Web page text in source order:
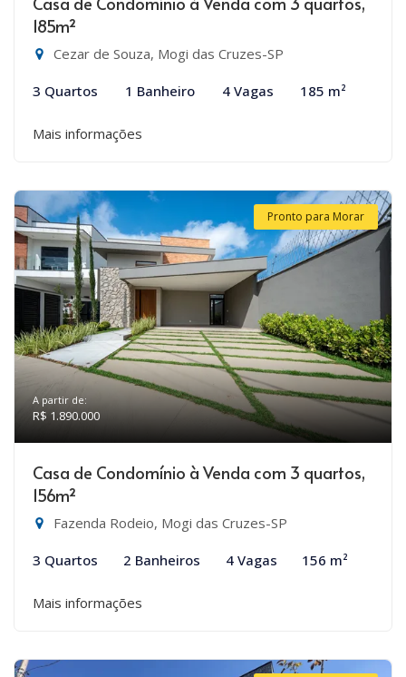
185m²
Cezar de Souza, Mogi das Cruzes-SP
3 Quartos 1 Banheiro 4 Vagas 185 m²
Mais informações
Pronto para Morar
A partir de:
R$ 1.890.000
Casa de Condomínio à Venda com 3 quartos,
156m²
Fazenda Rodeio, Mogi das Cruzes-SP
3 Quartos 2 Banheiros 4 Vagas 156 m²
Mais informações